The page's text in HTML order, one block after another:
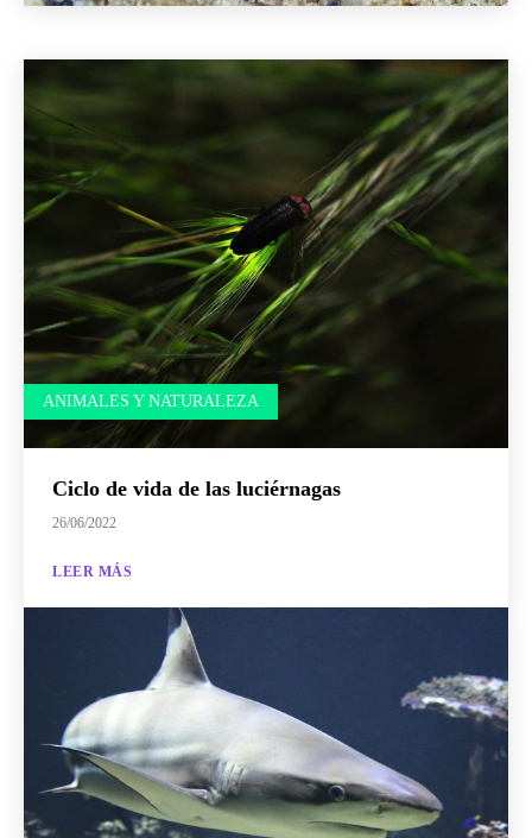
ANIMALES Y NATURALEZA
Ciclo de vida de las luciérnagas
26/06/2022
LEER MÁS